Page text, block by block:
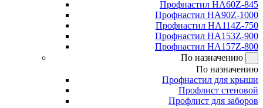
Профнастил НА60Z-845
Профнастил НА90Z-1000
Профнастил НА114Z-750
Профнастил НА153Z-900
Профнастил НА157Z-800
По назначению
По назначению
Профнастил для крыши
Профлист стеновой
Профлист для заборов